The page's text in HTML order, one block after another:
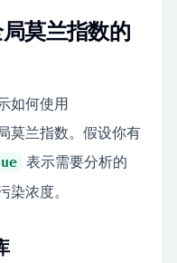
莫兰指数的
如何使用
莫兰指数。假设你有
表示需要分析的
浓度。